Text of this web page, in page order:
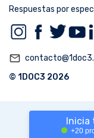
Inicia
+20
Respuestas por
mail_outline
© 1DOC3 2026